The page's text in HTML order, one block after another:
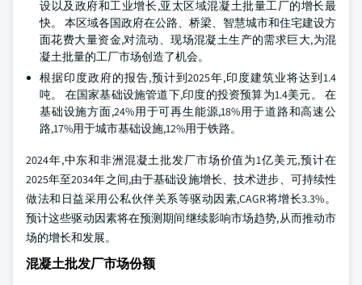
设以及政府和工业增长,亚太区域混凝土批量工厂的增长最
快。 本区域各国政府在公路、桥梁、智慧城市和住宅建设方
面花费大量资金,对流动、现场混凝土生产的需求巨大,为混
凝土批量的工厂市场创造了机会。
根据印度政府的报告,预计到2025年,印度建筑业将达到1.4
吨。 在国家基础设施管道下,印度的投资预算为1.4美元。 在
基础设施方面,24%用于可再生能源,18%用于道路和高速公
路,17%用于城市基础设施,12%用于铁路。
2024年,中东和非洲混凝土批发厂市场价值为1亿美元,预计在
2025年至2034年之间,由于基础设施增长、技术进步、可持续性
做法和日益采用公私伙伴关系等驱动因素,CAGR将增长3.3%。
预计这些驱动因素将在预测期间继续影响市场趋势,从而推动市
场的增长和发展。
混凝土批发厂市场份额